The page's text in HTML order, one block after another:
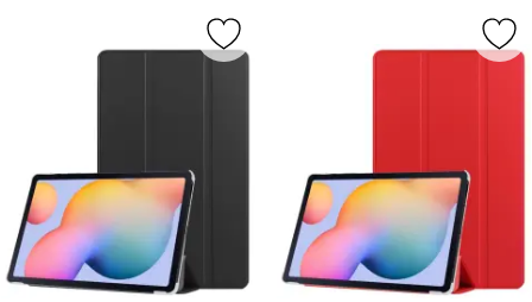
Markera samsung Galaxy Tab A7